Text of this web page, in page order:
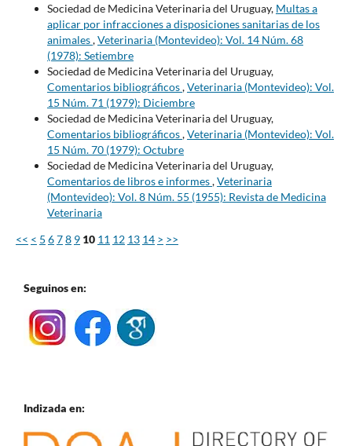
Sociedad de Medicina Veterinaria del Uruguay, Multas a
aplicar por infracciones a disposiciones sanitarias de los
animales,Veterinaria (Montevideo): Vol. 14 Núm. 68
(1978): Setiembre
Sociedad de Medicina Veterinaria del Uruguay,
Comentarios bibliográficos,Veterinaria (Montevideo): Vol.
15 Núm. 71 (1979): Diciembre
Sociedad de Medicina Veterinaria del Uruguay,
Comentarios bibliográficos,Veterinaria (Montevideo): Vol.
15 Núm. 70 (1979): Octubre
Sociedad de Medicina Veterinaria del Uruguay,
Comentarios de libros e informes,Veterinaria
(Montevideo): Vol. 8 Núm. 55 (1955): Revista de Medicina
Veterinaria
<< < 5 678 9 10 11 12 13 14 > >>
Seguinos en:
Indizada en: